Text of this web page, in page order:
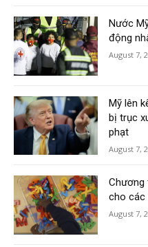
Nước
động
August 7,
Mỹ lên
bị trục
phạt
August 7,
Chương
cho các
August 7,